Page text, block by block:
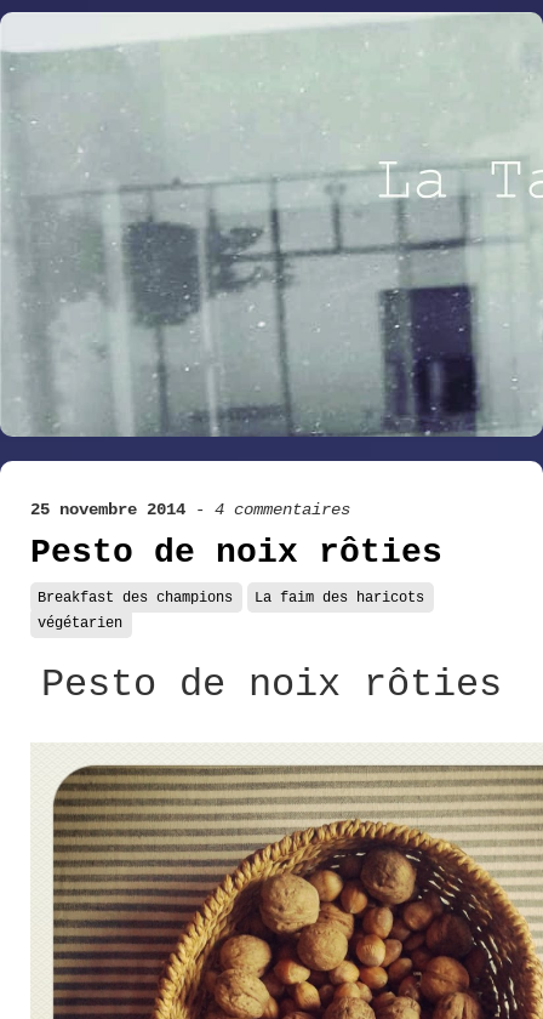
25 novembre 2014 - 4 commentaires
Pesto de noix rôties
Breakfast des champions
La faim des haricots
végétarien
Pesto de noix rôties